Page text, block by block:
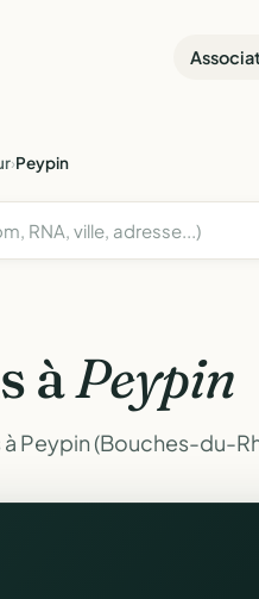
›Peypin
àPeypin
Peypin (Bouches-du-